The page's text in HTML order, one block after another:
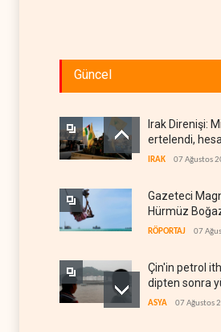
Güncel
Irak Direnişi:
ertelendi,
IRAK 07 Ağustos
Gazeteci
Hürmüz
doğrudan İran
RÖPORTAJ 07
Çin'in petrol
dipten sonra
ASYA 07 Ağustos